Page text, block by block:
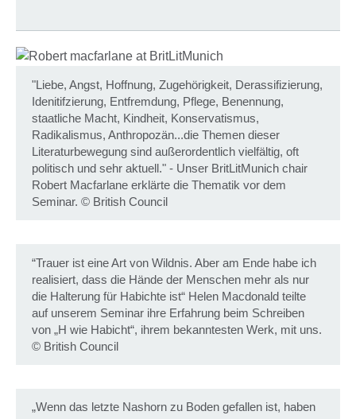
"Liebe, Angst, Hoffnung, Zugehörigkeit, Derassifizierung,
Idenitifzierung, Entfremdung, Pflege, Benennung,
staatliche Macht, Kindheit, Konservatismus,
Radikalismus, Anthropozän...die Themen dieser
Literaturbewegung sind außerordentlich vielfältig, oft
politisch und sehr aktuell." - Unser BritLitMunich chair
Robert Macfarlane erklärte die Thematik vor dem
Seminar. © British Council
“Trauer ist eine Art von Wildnis. Aber am Ende habe ich
realisiert, dass die Hände der Menschen mehr als nur
die Halterung für Habichte ist“ Helen Macdonald teilte
auf unserem Seminar ihre Erfahrung beim Schreiben
von „H wie Habicht“, ihrem bekanntesten Werk, mit uns.
© British Council
„Wenn das letzte Nashorn zu Boden gefallen ist, haben